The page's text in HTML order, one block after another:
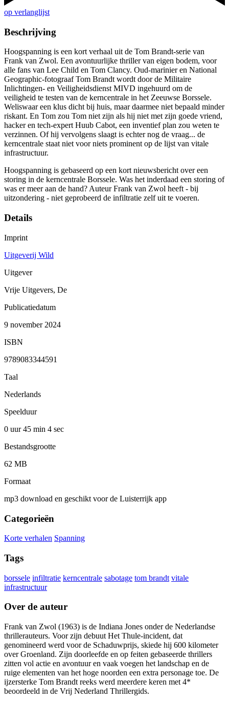
op verlanglijst
Beschrijving
Hoogspanning is een kort verhaal uit de Tom Brandt-serie van
Frank van Zwol. Een avontuurlijke thriller van eigen bodem, voor
alle fans van Lee Child en Tom Clancy. Oud-marinier en National
Geographic-fotograaf Tom Brandt wordt door de Militaire
Inlichtingen- en Veiligheidsdienst MIVD ingehuurd om de
veiligheid te testen van de kerncentrale in het Zeeuwse Borssele.
Weliswaar een klus dicht bij huis, maar daarmee niet bepaald minder
riskant. En Tom zou Tom niet zijn als hij niet met zijn goede vriend,
hacker en tech-expert Huub Cabot, een inventief plan zou weten te
verzinnen. Of hij vervolgens slaagt is echter nog de vraag... de
kerncentrale staat niet voor niets prominent op de lijst van vitale
infrastructuur.
Hoogspanning is gebaseerd op een kort nieuwsbericht over een
storing in de kerncentrale Borssele. Was het inderdaad een storing of
was er meer aan de hand? Auteur Frank van Zwol heeft - bij
uitzondering - niet geprobeerd de infiltratie zelf uit te voeren.
Details
Imprint
Uitgeverij Wild
Uitgever
Vrije Uitgevers, De
Publicatiedatum
9 november 2024
ISBN
9789083344591
Taal
Nederlands
Speelduur
0 uur 45 min 4 sec
Bestandsgrootte
62 MB
Formaat
mp3 download en geschikt voor de Luisterrijk app
Categorieën
Korte verhalen Spanning
Tags
borssele infiltratie kerncentrale sabotage tom brandt vitale
infrastructuur
Over de auteur
Frank van Zwol (1963) is de Indiana Jones onder de Nederlandse
thrillerauteurs. Voor zijn debuut Het Thule-incident, dat
genomineerd werd voor de Schaduwprijs, skiede hij 600 kilometer
over Groenland. Zijn doorleefde en op feiten gebaseerde thrillers
zitten vol actie en avontuur en vaak voegen het landschap en de
ruige elementen van het hoge noorden een extra personage toe. De
ijzersterke Tom Brandt reeks werd meerdere keren met 4*
beoordeeld in de Vrij Nederland Thrillergids.